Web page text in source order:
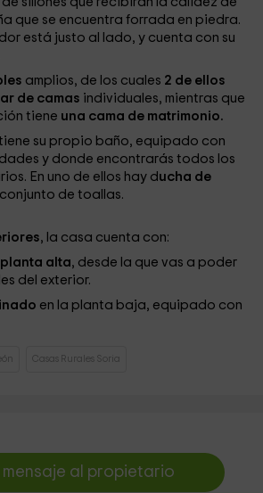
que se encuentra forrada en piedra.
está justo al lado, y cuenta con su
amplios, de los cuales 2 de ellos
de camas individuales, mientras que
tiene una cama de matrimonio.
su propio baño, equipado con
y donde encontrarás todos los
En uno de ellos hay d ucha de
conjunto de toallas.
, la casa cuenta con:
alta, desde la que vas a poder
del exterior.
en la planta baja, equipado con
Casas Rurales Soria
mensaje al propietario